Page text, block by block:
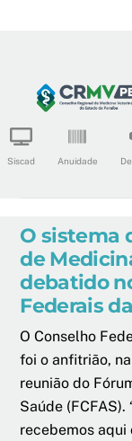
content
Siscad Anuidade
O sistema
de
debatido
Federais
O Conselho
foi o anfitrião,
reunião do
Saúde
recebemos aqui